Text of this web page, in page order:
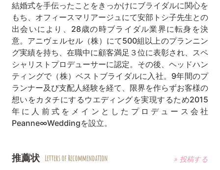
結婚式を手伝ったことをきっかけにブライダルに関心を
もち、オフィースマリアージュにて安部トシ子先生との
出会いにより、28歳の時ブライダル業界に転身を決
意。アニヴェルセル（株）にて500組以上のプランニン
グ実績を持ち、在職中に顧客満足３位に表彰され、スペ
シャリストプロデューサーに認定。その後、ヘッドハン
ティングで（株）ベストブライダルに入社。9年間のプ
ランナー及び支配人経験を経て、限界を作らずお客様の
想いをカタチにするウエディングを実現するため2015
年に人前式をメインとしたプロデュース会社
Peanne∞Weddingを設立。
推薦状 Letters of Recommendation » 投稿する